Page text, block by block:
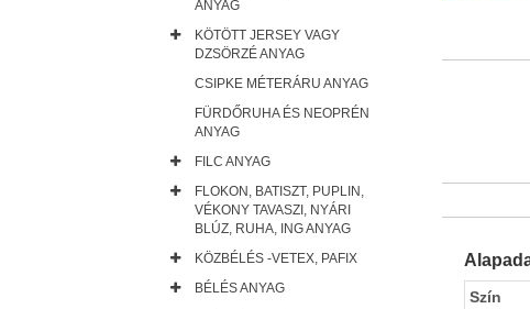
Szín
ANYAG
KÖTÖTT JERSEY VAGY
DZSÖRZÉ ANYAG
CSIPKE MÉTERÁRU ANYAG
FÜRDŐRUHA ÉS NEOPRÉN
ANYAG
FILC ANYAG
FLOKON, BATISZT, PUPLIN,
VÉKONY TAVASZI, NYÁRI
BLÚZ, RUHA, ING ANYAG
KÖZBÉLÉS -VETEX, PAFIX
BÉLÉS ANYAG